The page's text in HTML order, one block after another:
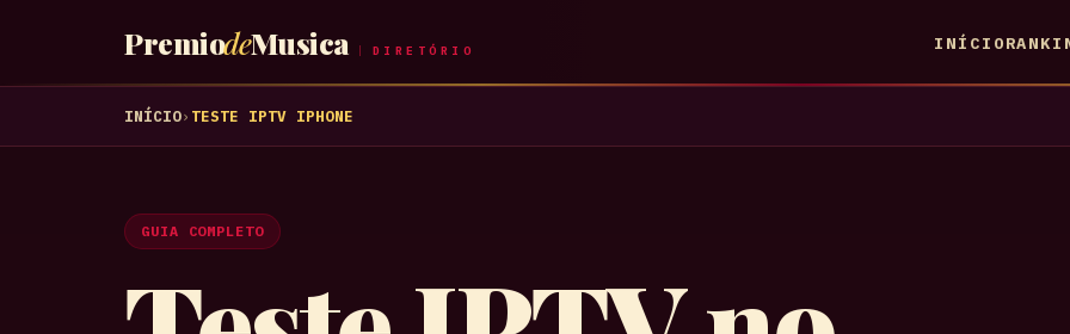
PremiodeMusica DIRETÓRIO INÍCIO
INÍCIO› TESTE IPTV IPHONE
GUIA COMPLETO